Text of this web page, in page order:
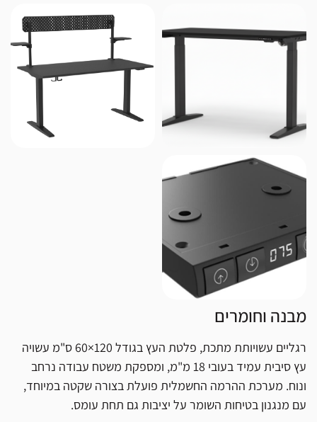
מבנה וחומרים
רגליים עשויותת מתכת, פלטת העץ בגודל 120×60 ס"מ עשויה
עץ סיבית עמיד בעובי 18 מ"מ, ומספקת משטח עבודה נרחב
ונוח. מערכת ההרמה החשמלית פועלת בצורה שקטה במיוחד,
עם מנגנון בטיחות השומר על יציבות גם תחת עומס.